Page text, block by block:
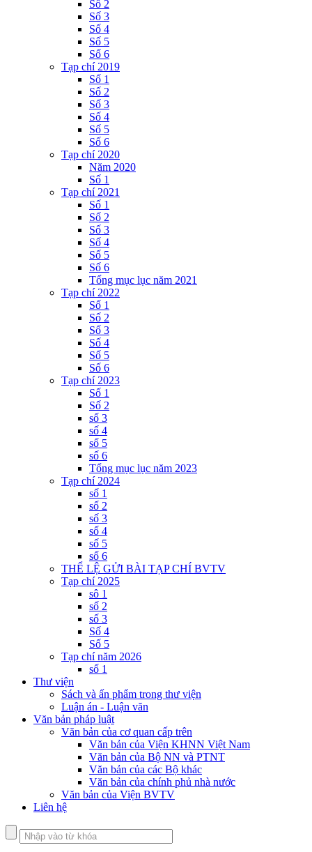
Số 2
Số 3
Số 4
Số 5
Số 6
Tạp chí 2019
Số 1
Số 2
Số 3
Số 4
Số 5
Số 6
Tạp chí 2020
Năm 2020
Số 1
Tạp chí 2021
Số 1
Số 2
Số 3
Số 4
Số 5
Số 6
Tổng mục lục năm 2021
Tạp chí 2022
Số 1
Số 2
Số 3
Số 4
Số 5
Số 6
Tạp chí 2023
Số 1
Số 2
số 3
số 4
số 5
số 6
Tổng mục lục năm 2023
Tạp chí 2024
số 1
số 2
số 3
số 4
số 5
số 6
THỂ LỆ GỬI BÀI TẠP CHÍ BVTV
Tạp chí 2025
sô 1
số 2
số 3
Số 4
Số 5
Tạp chí năm 2026
số 1
Thư viện
Sách và ấn phẩm trong thư viện
Luận án - Luận văn
Văn bản pháp luật
Văn bản của cơ quan cấp trên
Văn bản của Viện KHNN Việt Nam
Văn bản của Bộ NN và PTNT
Văn bản của các Bộ khác
Văn bản của chính phủ nhà nước
Văn bản của Viện BVTV
Liên hệ